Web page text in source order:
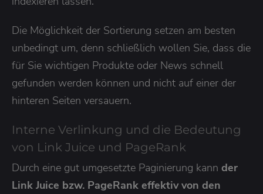
Die Möglichkeit der Sortierung setzen am besten
unbedingt um, denn schließlich wollen Sie, dass die
für Sie wichtigen Produkte oder News schnell
gefunden werden können und nicht auf einer der
hinteren Seiten versauern.
Interne Verlinkung und die Bedeutung
von Link Juice und PageRank
Durch eine gut umgesetzte Paginierung kann der
Link Juice bzw. PageRank effektiv von den